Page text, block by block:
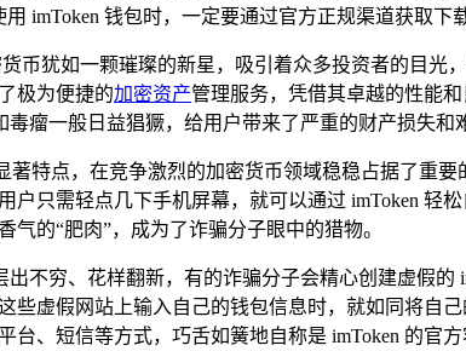
imToken 钱包时，一定要通过官方正规渠道获取
币犹如一颗璀璨的新星，吸引着众多投资者的目光
极为便捷的加密资产管理服务，凭借其卓越的性能
毒瘤一般日益猖獗，给用户带来了严重的财产损失和
著特点，在竞争激烈的加密货币领域稳稳占据了重
户只需轻点几下手机屏幕，就可以通过 imToken 轻
的“肥肉”，成为了诈骗分子眼中的猎物。
出不穷、花样翻新，有的诈骗分子会精心创建虚假
些虚假网站上输入自己的钱包信息时，就如同将自
台、短信等方式，巧舌如簧地自称是 imToken 的